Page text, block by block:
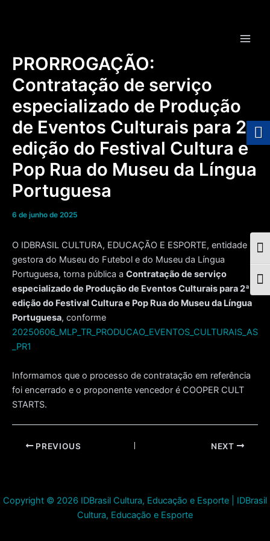
PRORROGAÇÃO:
Contratação de serviço
especializado de Produção
de Eventos Culturais para 2ª
edição do Festival Cultura e
Pop Rua do Museu da Língua
Portuguesa
6 de junho de 2025
O IDBRASIL CULTURA, EDUCAÇÃO E ESPORTE, entidade
gestora do Museu do Futebol e do Museu da Língua
Portuguesa, torna pública a Contratação de serviço
especializado de Produção de Eventos Culturais para 2ª
edição do Festival Cultura e Pop Rua do Museu da Língua
Portuguesa, conforme
20250606_MLP_TR_PRODUCAO_EVENTOS_CULTURAIS_AS
_PR1
Informamos que o processo de contratação em referência
foi encerrado e o proponente vencedor é COOPER CULT
STARTS.
Post PREVIOUS NEXT
Copyright © 2026 IDBrasil Cultura, Educação e Esporte | IDBrasil
Cultura, Educação e Esporte